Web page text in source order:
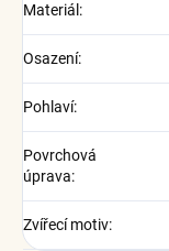
Materiál :
Osazení:
Pohlaví:
Povrchová
úprava:
Zvířecí motiv: